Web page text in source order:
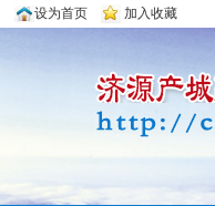
设为首页 加入收藏